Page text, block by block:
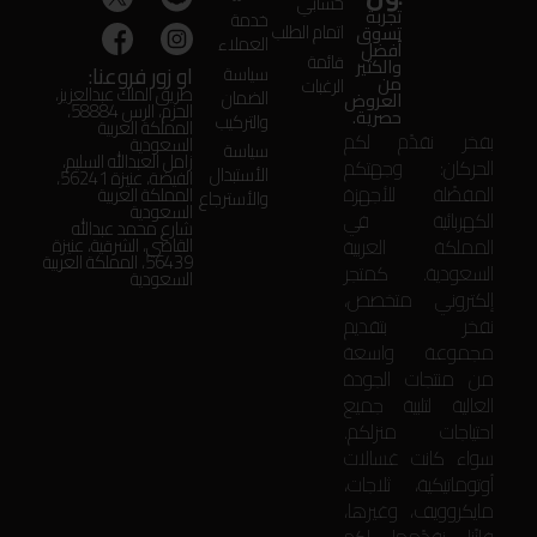
تجربة
تسوق
أفضل
والكثير
من
العروض
حصرية.
بفخر نقدّم لكم
الحركان: وجهتكم
المفضّلة للأجهزة
الكهربائية في
المملكة العربية
السعودية. كمتجر
إلكتروني متخصص،
نفخر بتقديم
مجموعة واسعة
من منتجات الجودة
العالية لتلبية جميع
احتياجات منزلكم.
سواء كانت غسالات
أوتوماتيكية، ثلاجات،
مايكروويف، وغيرها،
اتمام الطلب
قائمة
الرغبات
خدمة
العملاء
سياسة
الضمان
والتركيب
سياسة
الأستبدال
والأسترجاع
او زور فروعنا:
طريق الملك عبدالعزيز،
الحزم، الرس 58884،
المملكة العربية
السعودية
زامل العبدالله السليم،
الفيضة، عنيزة 56241،
المملكة العربية
السعودية
شارع محمد عبدالله
القاضي، الشرقية، عنيزة
56439، المملكة العربية
السعودية